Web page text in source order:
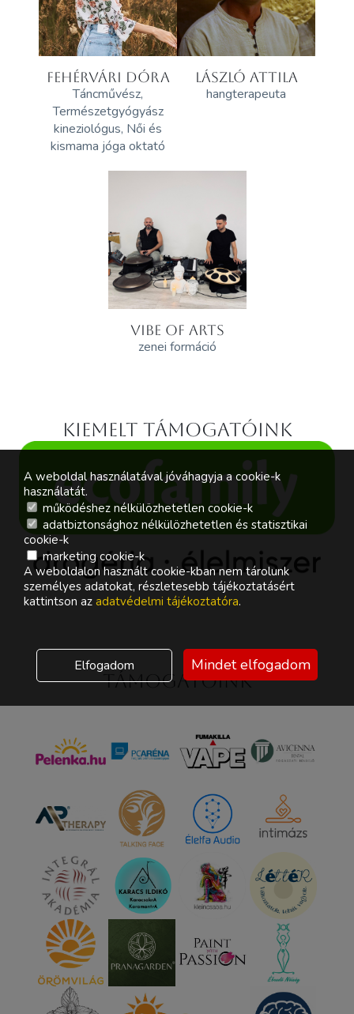
FEHÉRVÁRI DÓRA
Táncművész,
Természetgyógyász
kineziológus, Női és
kismama jóga oktató
LÁSZLÓ ATTILA
hangterapeuta
VIBE OF ARTS
zenei formáció
Kiemelt támogatóink
Támogatóink
A weboldal használatával jóváhagyja a cookie-k
használatát.
működéshez nélkülözhetetlen cookie-k
adatbiztonsághoz nélkülözhetetlen és statisztikai
cookie-k
marketing cookie-k
A weboldalon használt cookie-kban nem tárolunk
személyes adatokat, részletesebb tájékoztatásért
kattintson az adatvédelmi tájékoztatóra.
Elfogadom Mindet elfogadom